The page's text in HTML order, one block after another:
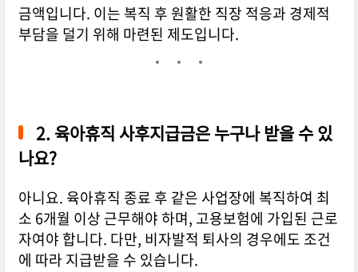
금액입니다. 이는 복직 후 원활한 직장 적응과 경제적
부담을 덜기 위해 마련된 제도입니다.
2.육아휴직 사후지급금은 누구나 받을 수 있
나요?
아니요. 육아휴직 종료 후 같은 사업장에 복직하여 최
소 6개월 이상 근무해야 하며, 고용보험에 가입된 근로
자여야 합니다. 다만, 비자발적 퇴사의 경우에도 조건
에 따라 지급받을 수 있습니다.